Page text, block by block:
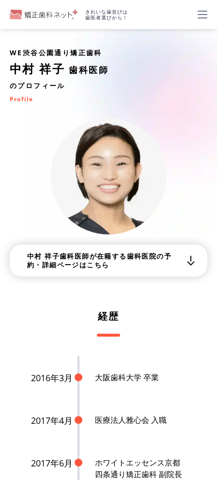
きれいな歯並びは
歯医者選びから！
WE渋谷公園通り矯正歯科
中村 祥子歯科医師
のプロフィール
Profile
中村 祥子歯科医師が在籍する歯科医院の予
約・詳細ページはこちら
経歴
2016年3月 大阪歯科大学 卒業
2017年4月 医療法人雅心会 入職
2017年6月
ホワイトエッセンス京都
四条通り矯正歯科 副院長